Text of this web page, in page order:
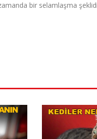
bir selamlaşma